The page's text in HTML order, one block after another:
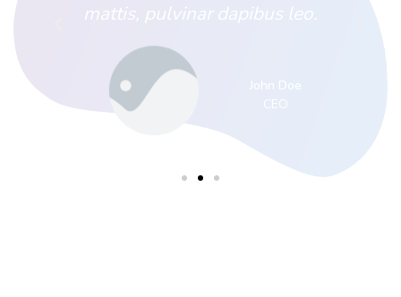
mattis, pulvinar dapibus leo.
John Doe
CEO